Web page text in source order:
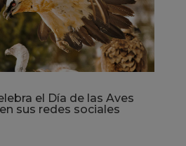
el Día de las Aves
sus redes sociales